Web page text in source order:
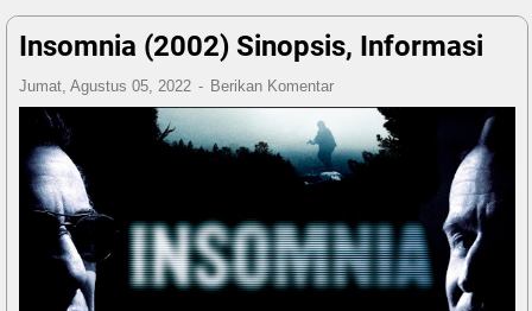
Insomnia (2002) Sinopsis, Informasi
Jumat, Agustus 05, 2022 Berikan Komentar